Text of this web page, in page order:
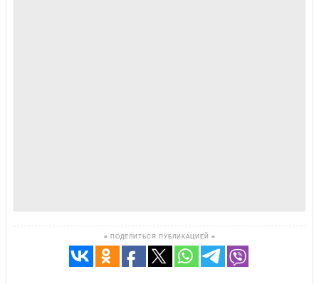
≡ ПОДЕЛИТЬСЯ ПУБЛИКАЦИЕЙ ≡